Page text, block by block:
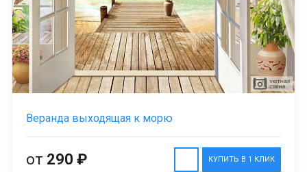
Веранда выходящая к морю
КУПИТЬ В 1 КЛИК
от 290 ₽